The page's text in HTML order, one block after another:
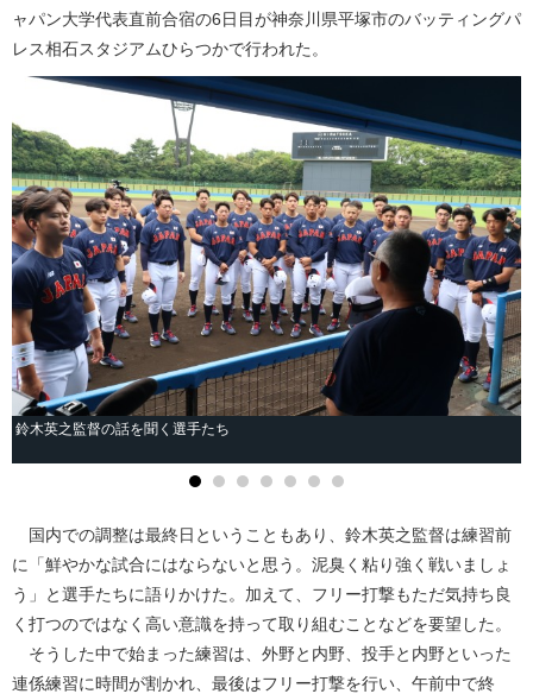
ャパン大学代表直前合宿の6日目が神奈川県平塚市のバッティングパ
レス相石スタジアムひらつかで行われた。
鈴木英之監督の話を聞く選手たち
国内での調整は最終日ということもあり、鈴木英之監督は練習前
に「鮮やかな試合にはならないと思う。泥臭く粘り強く戦いましょ
う」と選手たちに語りかけた。加えて、フリー打撃もただ気持ち良
く打つのではなく高い意識を持って取り組むことなどを要望した。
そうした中で始まった練習は、外野と内野、投手と内野といった
連係練習に時間が割かれ、最後はフリー打撃を行い、午前中で終